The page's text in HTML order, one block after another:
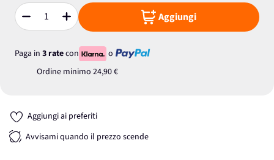
Quantità Aggiungi
Paga in 3 ratecon
o
Ordine minimo 24,90 €
Aggiungi ai preferiti
Avvisami quando il prezzo scende